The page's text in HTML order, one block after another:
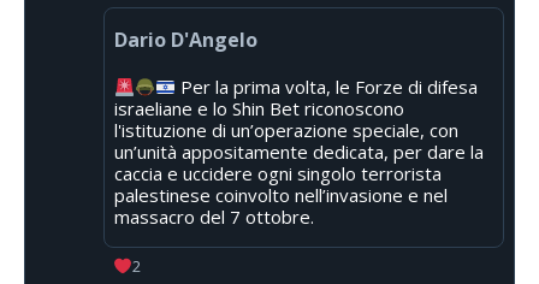
Dario D'Angelo
Per la prima volta, le Forze di difesa
israeliane e lo Shin Bet riconoscono
l'istituzione di un’operazione speciale, con
un’unità appositamente dedicata, per dare la
caccia e uccidere ogni singolo terrorista
palestinese coinvolto nell’invasione e nel
massacro del 7 ottobre.
2